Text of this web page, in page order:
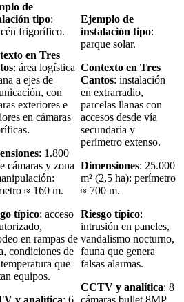
de
tipo:
frigorífico.
en Tres
: área logística
a ejes de
con
exteriores e
en cámaras
: 1.800
cámaras y zona
≈ 160 m.
típico: acceso
en rampas de
condiciones de
que
equipos.
Ejemplo de
instalación tipo:
parque solar.
Contexto en Tres
Cantos: instalación
en extrarradio,
parcelas llanas con
accesos desde vía
secundaria y
perímetro extenso.
Dimensiones: 25.000
m² (2,5 ha): perímetro
≈ 700 m.
Riesgo típico:
intrusión en paneles,
vandalismo nocturno,
fauna que genera
falsas alarmas.
CCTV y analítica: 8